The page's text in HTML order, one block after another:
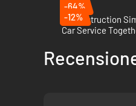
-64%
Deconstruction
-12%
Car Service